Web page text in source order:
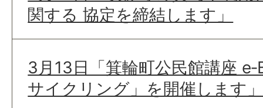
関する 協定を締結します」
3月13日「箕輪町公民館講座
サイクリング」を開催します